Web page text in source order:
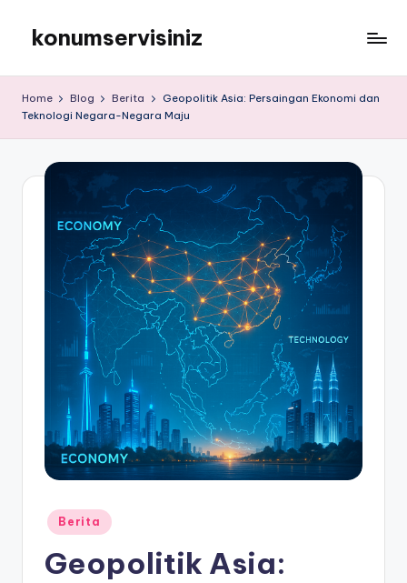
content
konumservisiniz
Home Blog Berita
Geopolitik Asia: Persaingan Ekonomi dan
Teknologi Negara-Negara Maju
Posted
in
Berita
Geopolitik Asia: